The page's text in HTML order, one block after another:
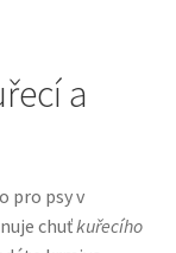
a
pro psy v
chuťkuřecího